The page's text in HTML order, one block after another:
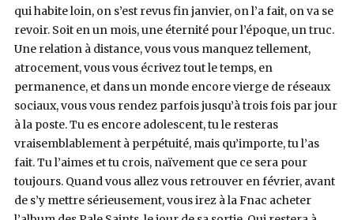
qui habite loin, on s’est revus fin janvier, on l’a fait, on va se
revoir. Soit en un mois, une éternité pour l’époque, un truc.
Une relation à distance, vous vous manquez tellement,
atrocement, vous vous écrivez tout le temps, en
permanence, et dans un monde encore vierge de réseaux
sociaux, vous vous rendez parfois jusqu’à trois fois par jour
à la poste. Tu es encore adolescent, tu le resteras
vraisemblablement à perpétuité, mais qu’importe, tu l’as
fait. Tu l’aimes et tu crois, naïvement que ce sera pour
toujours. Quand vous allez vous retrouver en février, avant
de s’y mettre sérieusement, vous irez à la Fnac acheter